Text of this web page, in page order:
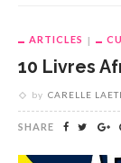
ARTICLES
10 Livres
by CARELLE
SHARE